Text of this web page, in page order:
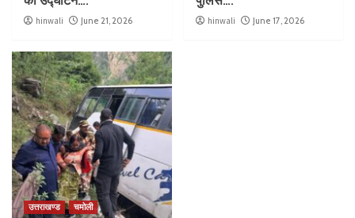
hinwali June 21, 2026 hinwali June 17, 2026
उत्तराखण्ड चमोली